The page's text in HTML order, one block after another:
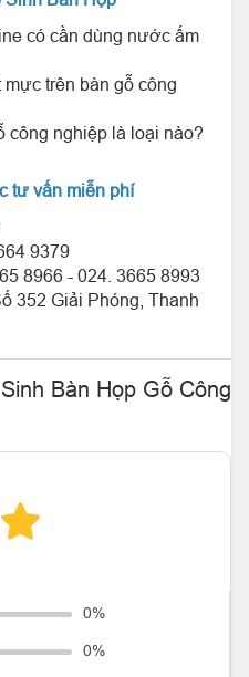
có cần dùng nước ấm
trên bàn gỗ công
công nghiệp là loại nào?
tư vấn miễn phí
9379
8966 - 024. 3665 8993
352 Giải Phóng, Thanh
Bàn Họp Gỗ Công
0%
0%